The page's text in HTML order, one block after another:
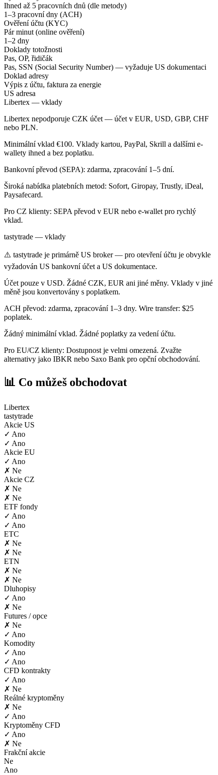
Ihned až 5 pracovních dnů (dle metody)
1–3 pracovní dny (ACH)
Ověření účtu (KYC)
Pár minut (online ověření)
1–2 dny
Doklady totožnosti
Pas, OP, řidičák
Pas, SSN (Social Security Number) — vyžaduje US dokumentaci
Doklad adresy
Výpis z účtu, faktura za energie
US adresa
Libertex — vklady
Libertex nepodporuje CZK účet — účet v EUR, USD, GBP, CHF
nebo PLN.
Minimální vklad €100. Vklady kartou, PayPal, Skrill a dalšími e-
wallety ihned a bez poplatku.
Bankovní převod (SEPA): zdarma, zpracování 1–5 dní.
Široká nabídka platebních metod: Sofort, Giropay, Trustly, iDeal,
Paysafecard.
Pro CZ klienty: SEPA převod v EUR nebo e-wallet pro rychlý
vklad.
tastytrade — vklady
⚠️ tastytrade je primárně US broker — pro otevření účtu je obvykle
vyžadován US bankovní účet a US dokumentace.
Účet pouze v USD. Žádné CZK, EUR ani jiné měny. Vklady v jiné
měně jsou konvertovány s poplatkem.
ACH převod: zdarma, zpracování 1–3 dny. Wire transfer: $25
poplatek.
Žádný minimální vklad. Žádné poplatky za vedení účtu.
Pro EU/CZ klienty: Dostupnost je velmi omezená. Zvažte
alternativy jako IBKR nebo Saxo Bank pro opční obchodování.
📊 Co můžeš obchodovat
Libertex
tastytrade
Akcie US
✓ Ano
✓ Ano
Akcie EU
✓ Ano
✗ Ne
Akcie CZ
✗ Ne
✗ Ne
ETF fondy
✓ Ano
✓ Ano
ETC
✗ Ne
✗ Ne
ETN
✗ Ne
✗ Ne
Dluhopisy
✓ Ano
✗ Ne
Futures / opce
✗ Ne
✓ Ano
Komodity
✓ Ano
✓ Ano
CFD kontrakty
✓ Ano
✗ Ne
Reálné kryptoměny
✗ Ne
✓ Ano
Kryptoměny CFD
✓ Ano
✗ Ne
Frakční akcie
Ne
Ano